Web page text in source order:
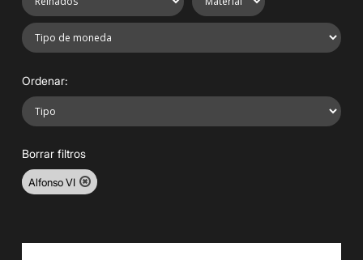
Ordenar:
Borrar filtros
Alfonso VI